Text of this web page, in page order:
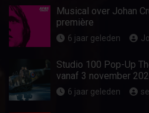
Musical over Johan
première
6 jaar geleden
Studio 100 Pop-Up
vanaf 3 november
6 jaar geleden